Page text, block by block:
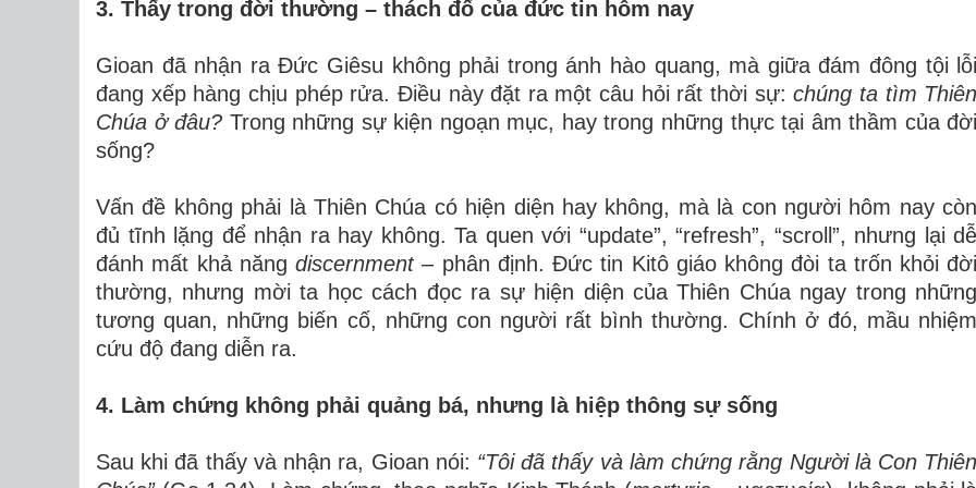
3. Thấy trong đời thường – thách đố của đức tin hôm nay
Gioan đã nhận ra Đức Giêsu không phải trong ánh hào quang, mà giữa đám đông tội lỗi
đang xếp hàng chịu phép rửa. Điều này đặt ra một câu hỏi rất thời sự:chúng ta tìm Thiên
Chúa ở đâu? Trong những sự kiện ngoạn mục, hay trong những thực tại âm thầm của đời
sống?
Vấn đề không phải là Thiên Chúa có hiện diện hay không, mà là con người hôm nay còn
đủ tĩnh lặng để nhận ra hay không. Ta quen với “update”, “refresh”, “scroll”, nhưng lại dễ
đánh mất khả năng discernment– phân định. Đức tin Kitô giáo không đòi ta trốn khỏi đời
thường, nhưng mời ta học cách đọc ra sự hiện diện của Thiên Chúa ngay trong những
tương quan, những biến cố, những con người rất bình thường. Chính ở đó, mầu nhiệm
cứu độ đang diễn ra.
4. Làm chứng không phải quảng bá, nhưng là hiệp thông sự sống
Sau khi đã thấy và nhận ra, Gioan nói: “Tôi đã thấy và làm chứng rằng Người là Con Thiên